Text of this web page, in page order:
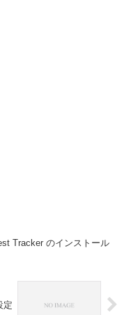
Tracker のインストール
定